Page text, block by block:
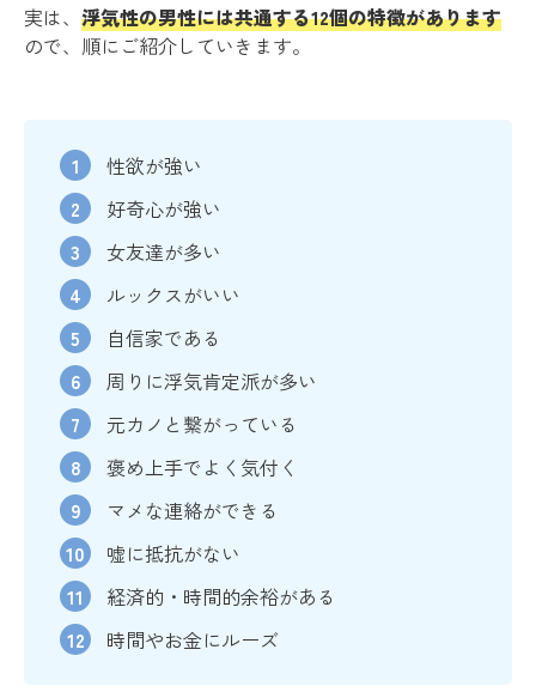
実は、 浮気性の男性には共通する12個の特徴があります
ので、順にご紹介していきます。
性欲が強い
好奇心が強い
女友達が多い
ルックスがいい
自信家である
周りに浮気肯定派が多い
元カノと繋がっている
褒め上手でよく気付く
マメな連絡ができる
嘘に抵抗がない
経済的・時間的余裕がある
時間やお金にルーズ